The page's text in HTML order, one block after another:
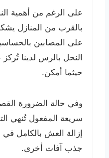
على الرغم من أهمية
بالقرب من المنازل
على المصابين
النحل بالرس لدينا
حيثما أمكن.
وفي حالة الضرورة
سريعة المفعول تُنهي
إزالة العش بالكامل
جذب آفات أخرى.